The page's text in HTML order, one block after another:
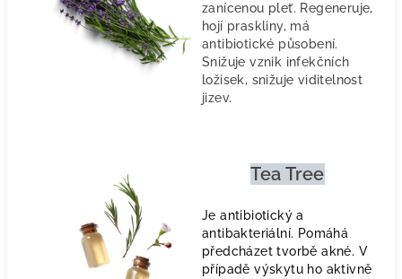
zanícenou pleť. Regeneruje,
hojí praskliny, má
antibiotické působení.
Snižuje vznik infekčních
ložisek, snižuje viditelnost
jizev.
Tea Tree
Je antibiotický a
antibakteriální. Pomáhá
předcházet tvorbě akné. V
případě výskytu ho aktivně